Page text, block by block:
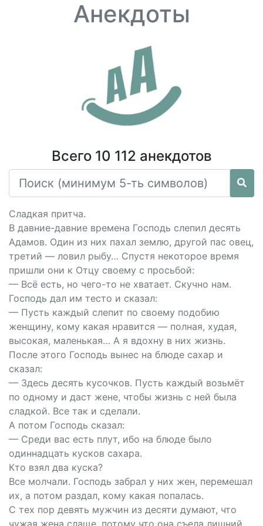
Анекдоты
Всего 10 112 анекдотов
Сладкая притча.
В давние-давние времена Господь слепил десять
Адамов. Один из них пахал землю, другой пас овец,
третий — ловил рыбу… Спустя некоторое время
пришли они к Отцу своему с просьбой:
— Всё есть, но чего-то не хватает. Скучно нам.
Господь дал им тесто и сказал:
— Пусть каждый слепит по своему подобию
женщину, кому какая нравится — полная, худая,
высокая, маленькая… А я вдохну в них жизнь.
После этого Господь вынес на блюде сахар и
сказал:
— Здесь десять кусочков. Пусть каждый возьмёт
по одному и даст жене, чтобы жизнь с ней была
сладкой. Все так и сделали.
А потом Господь сказал:
— Среди вас есть плут, ибо на блюде было
одиннадцать кусков сахара.
Кто взял два куска?
Все молчали. Господь забрал у них жeн, перемешал
их, а потом раздал, кому какая попалась.
С тех пор девять мужчин из десяти думают, что
чужая жена слаще, потому что она съела лишний